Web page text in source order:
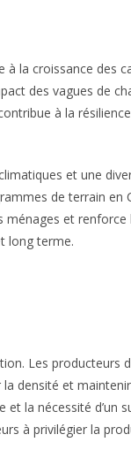
la croissance des
des vagues de
à la résilience
et une
de terrain en
ménages et renforce
long terme.
Les producteurs
densité et
la nécessité d’un
à privilégier la